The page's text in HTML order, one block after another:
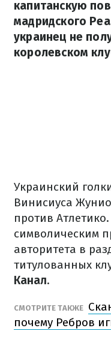
капитанскую
мадридского
украинец не
королевском
Украинский
Винисиуса
против
символическим
авторитета в
титулованных
Канал.
СМОТРИТЕ ТАКЖЕ
почему Ребров